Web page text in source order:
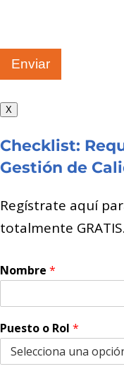
Enviar
X
Checklist:
Gestión de
Regístrate aquí
totalmente GRATIS.
Nombre *
Puesto o Rol *